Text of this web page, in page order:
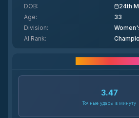
DOB:
24th
Age:
33
Division:
AI Rank:
3.47
Точные удары в минуту